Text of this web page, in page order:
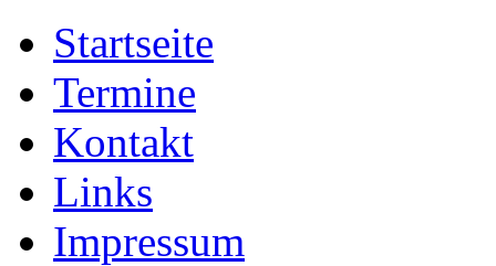
Startseite
Termine
Kontakt
Links
Impressum